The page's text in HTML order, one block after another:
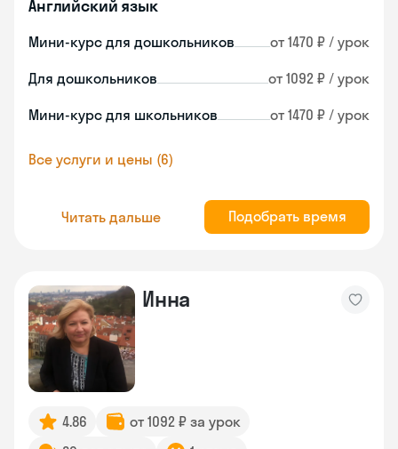
Английский язык
Мини-курс для дошкольников от 1470 ₽ / урок
Для дошкольников от 1092 ₽ / урок
Мини-курс для школьников от 1470 ₽ / урок
Все услуги и цены (6)
Читать дальше Подобрать время
Инна
4.86
от 1092 ₽ за урок